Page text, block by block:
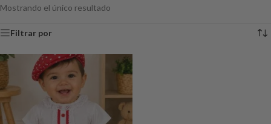
Mostrando el único resultado
Filtrar por